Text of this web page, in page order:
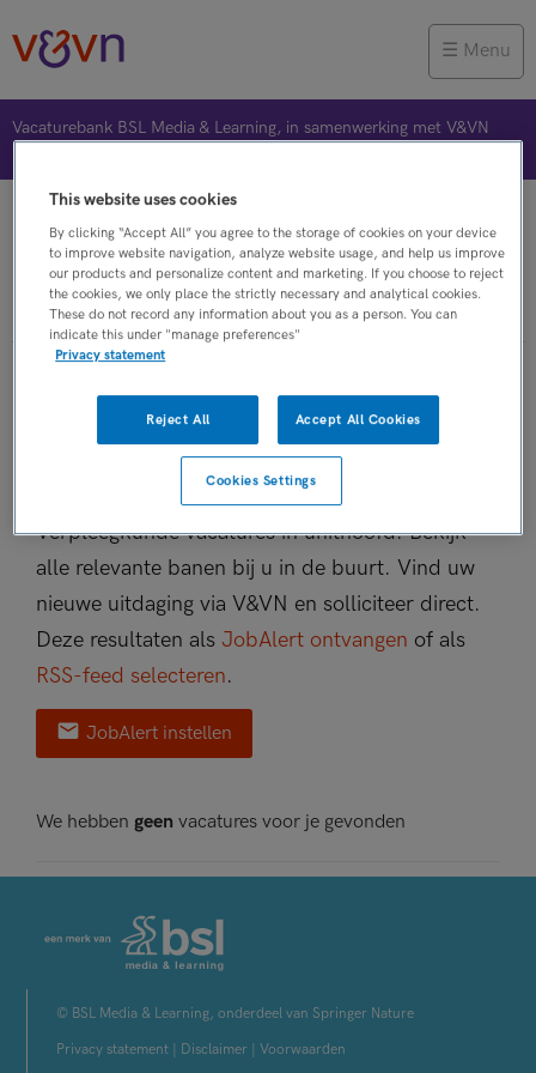
Menu
Vacaturebank BSL Media & Learning, in samenwerking met V&VN
Vacature plaatsen Jobalert Bewaarde vacatures
Verpleegkunde
Verpleegkunde vacatures in
unithoofd
Op dit moment zijn er binnen V&VN
Verpleegkunde vacatures in unithoofd. Bekijk
alle relevante banen bij u in de buurt. Vind uw
nieuwe uitdaging via V&VN en solliciteer direct.
Deze resultaten als JobAlert ontvangen of als
RSS-feed selecteren.
JobAlert instellen
We hebben geen vacatures voor je gevonden
© BSL Media & Learning, onderdeel van Springer Nature
Privacy statement
Disclaimer Voorwaarden
This website uses cookies
By clicking “Accept All” you agree to the storage of cookies on your device
to improve website navigation, analyze website usage, and help us improve
our products and personalize content and marketing. If you choose to reject
the cookies, we only place the strictly necessary and analytical cookies.
These do not record any information about you as a person. You can
indicate this under "manage preferences"
Privacy statement
Reject All Accept All Cookies
Cookies Settings